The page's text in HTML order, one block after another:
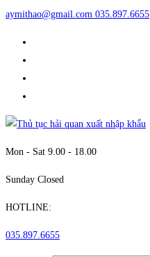
aymithao@gmail.com 035.897.6655
Mon - Sat 9.00 - 18.00
Sunday Closed
HOTLINE:
035.897.6655